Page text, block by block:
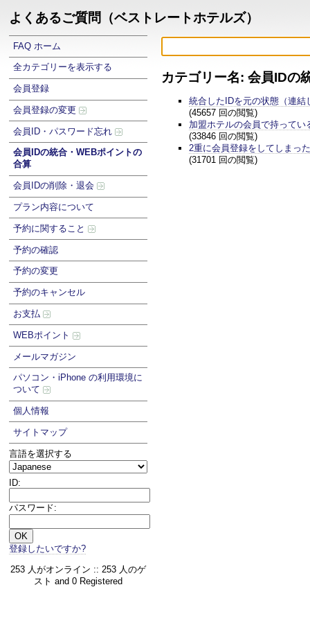
よくあるご質問（ベストレートホテルズ）
FAQ ホーム
全カテゴリーを表示する
会員登録
会員登録の変更
会員ID・パスワード忘れ
会員IDの統合・WEBポイントの
合算
会員IDの削除・退会
プラン内容について
予約に関すること
予約の確認
予約の変更
予約のキャンセル
お支払
WEBポイント
メールマガジン
パソコン・iPhone の利用環境に
ついて
個人情報
サイトマップ
言語を選択する
ID:
パスワード:
登録したいですか?
253 人がオンライン :: 253 人のゲ
スト and 0 Registered
カテゴリー名: 会員IDの
統合したIDを元の状態（連結
(45657 回の閲覧)
加盟ホテルの会員で持って
(33846 回の閲覧)
2重に会員登録をしてしまっ
(31701 回の閲覧)